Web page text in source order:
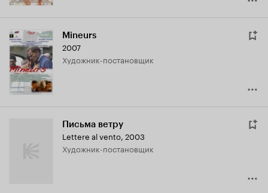
Mineurs
2007
Художник-постановщик
Письма ветру
Lettere al vento, 2003
Художник-постановщик